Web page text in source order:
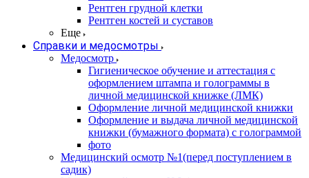
Рентген грудной клетки
Рентген костей и суставов
Еще
Справки и медосмотры
Медосмотр
Гигиеническое обучение и аттестация с
оформлением штампа и голограммы в
личной медицинской книжке (ЛМК)
Оформление личной медицинской книжки
Оформление и выдача личной медицинской
книжки (бумажного формата) с голограммой
фото
Медицинский осмотр №1(перед поступлением в
садик)